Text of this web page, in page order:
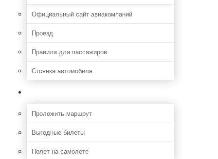
Официальный сайт авиакомпаний
Проезд
Правила для пассажиров
Стоянка автомобиля
Проложить маршрут
Выгодные билеты
Полет на самолете